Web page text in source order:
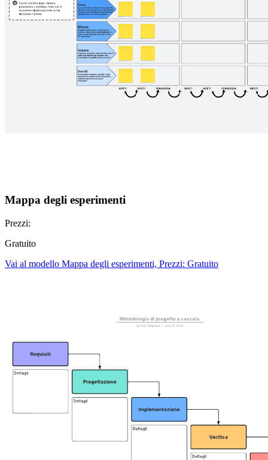
Mappa degli esperimenti
Prezzi:
Gratuito
Vai al modello Mappa degli esperimenti, Prezzi: Gratuito